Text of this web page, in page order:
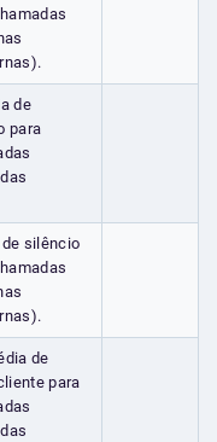
de
para
silêncio
de
para